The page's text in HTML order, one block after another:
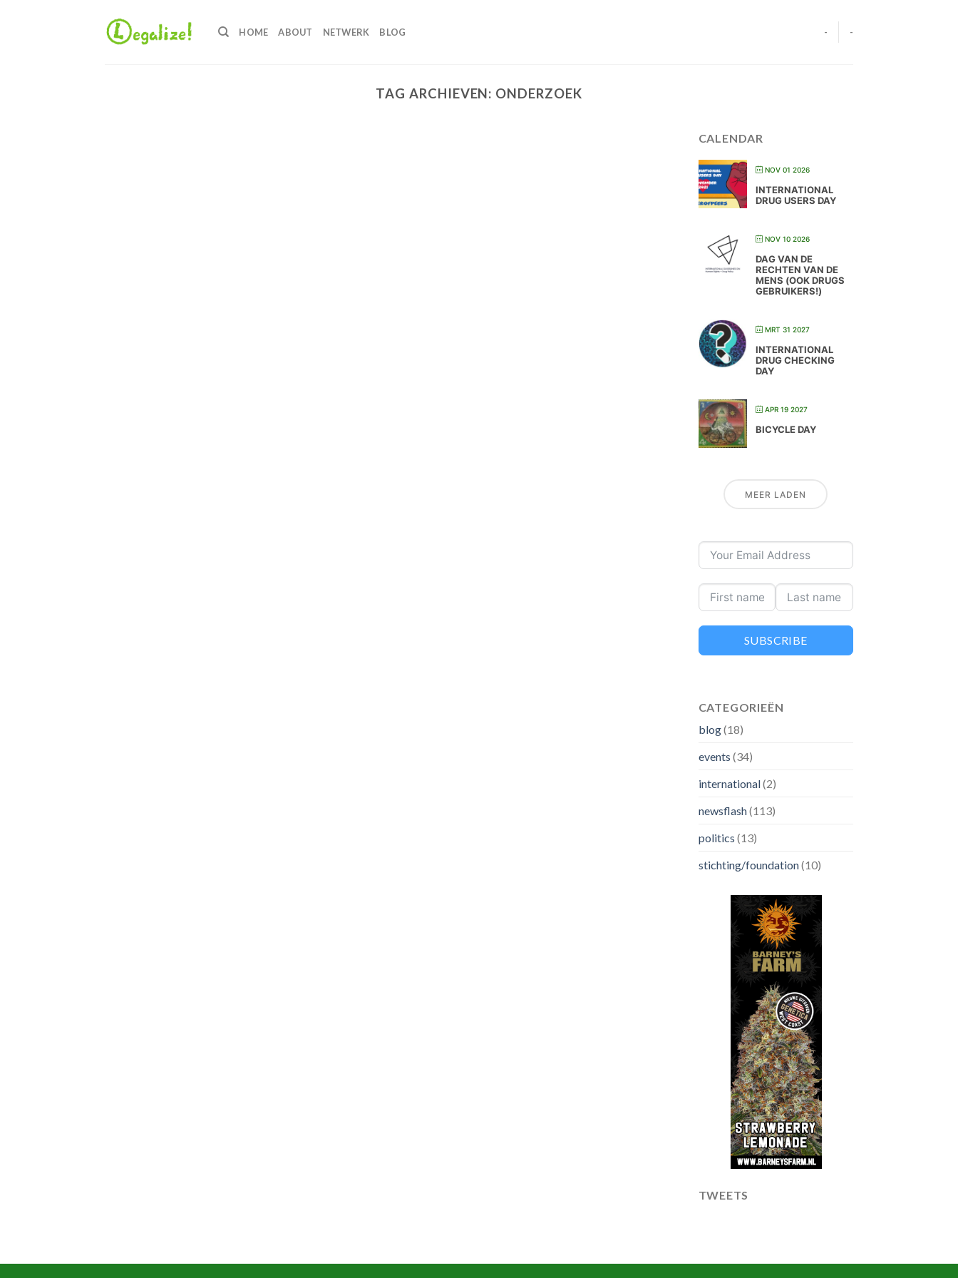
HOME ABOUT NETWERK BLOG - -
TAG ARCHIEVEN: ONDERZOEK
CALENDAR
NOV 01 2026
INTERNATIONAL
DRUG USERS DAY
NOV 10 2026
DAG VAN DE
RECHTEN VAN DE
MENS (OOK DRUGS
GEBRUIKERS!)
MRT 31 2027
INTERNATIONAL
DRUG CHECKING
DAY
APR 19 2027
BICYCLE DAY
MEER LADEN
SUBSCRIBE
CATEGORIEËN
blog(18)
events (34)
international(2)
newsflash(113)
politics (13)
stichting/foundation(10)
TWEETS